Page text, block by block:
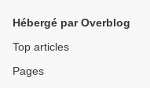
Hébergé par Overblog
Top articles
Pages